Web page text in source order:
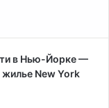
в Нью-Йорке —
New York